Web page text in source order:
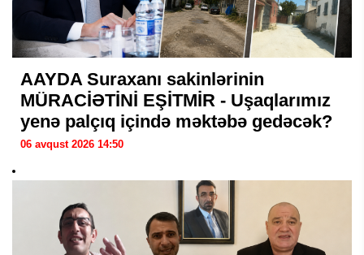
AAYDA Suraxanı sakinlərinin
MÜRACİƏTİNİ EŞİTMİR - Uşaqlarımız
yenə palçıq içində məktəbə gedəcək?
06 avqust 2026 14:50